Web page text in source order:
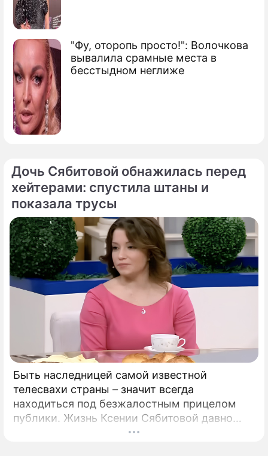
"Фу, оторопь просто!": Волочкова
вывалила срамные места в
бесстыдном неглиже
Дочь Сябитовой обнажилась перед
хейтерами: спустила штаны и
показала трусы
Быть наследницей самой известной
телесвахи страны – значит всегда
находиться под безжалостным прицелом
публики. Жизнь Ксении Сябитовой давно
рассматривают под мощной лупой.